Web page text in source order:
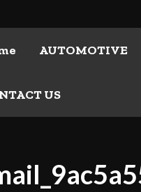
AUTOMOTIVE
US